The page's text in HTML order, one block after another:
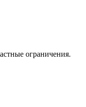
ограничения.